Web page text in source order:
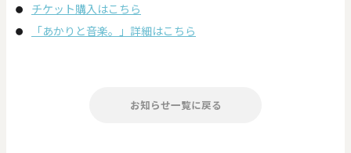
チケット購入はこちら
「あかりと音楽。」詳細はこちら
お知らせ一覧に戻る